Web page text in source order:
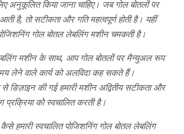
अनुकूलित किया जाना चाहिए। जब गोल बोतलों पर
है, तो सटीकता और गति महत्वपूर्ण होती है। यहीं
गोल बोतल लेबलिंग मशीन चमकती है।
मशीन के साथ, आप गोल बोतलों पर मैन्युअल रूप
लेने वाले कार्य को अलविदा कह सकते हैं।
डिज़ाइन की गई हमारी मशीन अद्वितीय सटीकता और
प्रक्रिया को स्वचालित करती है।
कैसे हमारी स्वचालित पोजिशनिंग गोल बोतल लेबलिंग